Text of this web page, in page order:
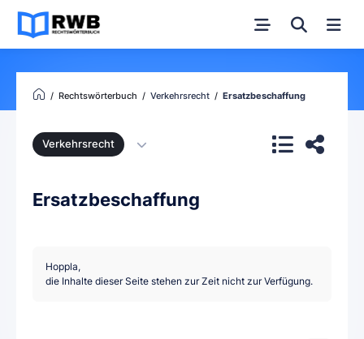
Rechtswörterbuch Verkehrsrecht Ersatzbeschaffung
Verkehrsrecht
Ersatzbeschaffung
Hoppla,
die Inhalte dieser Seite stehen zur Zeit nicht zur Verfügung.